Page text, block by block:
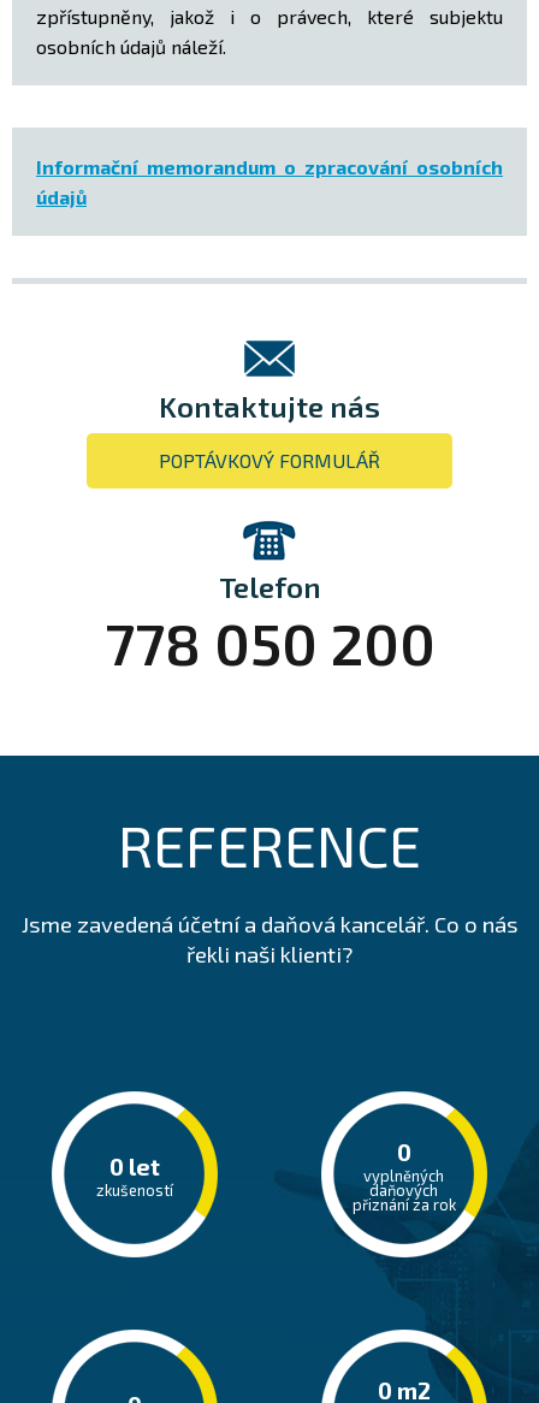
zpřístupněny, jakož i o právech, které subjektu
osobních údajů náleží.
Informační memorandum o zpracování osobních
údajů
Kontaktujte nás
POPTÁVKOVÝ FORMULÁŘ
Telefon
778 050 200
REFERENCE
Jsme zavedená účetní a daňová kancelář. Co o nás
řekli naši klienti?
0 let
zkušeností
0
vyplněných
daňových
přiznání za rok
0 m2